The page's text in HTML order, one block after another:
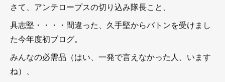
さて、アンテロープスの切り込み隊長こと、
具志堅・・・・間違った、久手堅からバトンを受けまし
た今年度初ブログ。
みんなの必需品（はい、一発で言えなかった人、います
ね）、